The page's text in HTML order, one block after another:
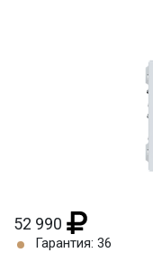
52 990
Гарантия: 36